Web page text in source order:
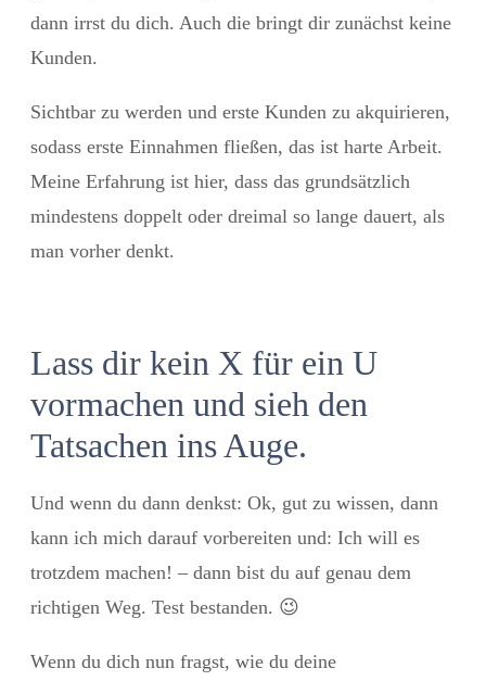
dann irrst du dich. Auch die bringt dir zunächst keine
Kunden.
Sichtbar zu werden und erste Kunden zu akquirieren,
sodass erste Einnahmen fließen, das ist harte Arbeit.
Meine Erfahrung ist hier, dass das grundsätzlich
mindestens doppelt oder dreimal so lange dauert, als
man vorher denkt.
Lass dir kein X für ein U
vormachen und sieh den
Tatsachen ins Auge.
Und wenn du dann denkst: Ok, gut zu wissen, dann
kann ich mich darauf vorbereiten und: Ich will es
trotzdem machen! – dann bist du auf genau dem
richtigen Weg. Test bestanden. 😉
Wenn du dich nun fragst, wie du deine